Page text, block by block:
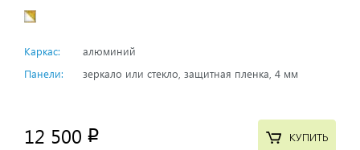
Каркас:
алюминий
Панели:
зеркало или стекло, защитная пленка, 4 мм
12 500 p КУПИТЬ